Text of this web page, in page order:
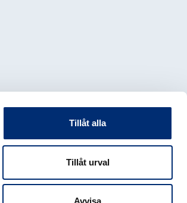
Tillåt alla
Tillåt urval
Avvisa